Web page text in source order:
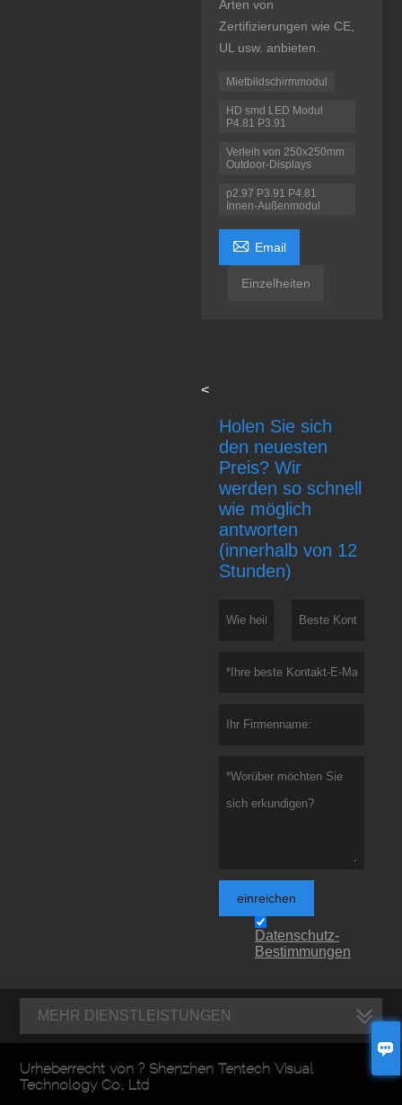

Arten von
Zertifizierungen wie CE,
UL usw. anbieten.
Mietbildschirmmodul
HD smd LED Modul
P4.81 P3.91
Verleih von 250x250mm
Outdoor-Displays
p2.97 P3.91 P4.81
Innen-Außenmodul
 Email
Einzelheiten
<
Holen Sie sich
den neuesten
Preis? Wir
werden so schnell
wie möglich
antworten
(innerhalb von 12
Stunden)
einreichen
Datenschutz-
Bestimmungen
MEHR DIENSTLEISTUNGEN
Urheberrecht von ? Shenzhen Tentech Visual
Technology Co., Ltd